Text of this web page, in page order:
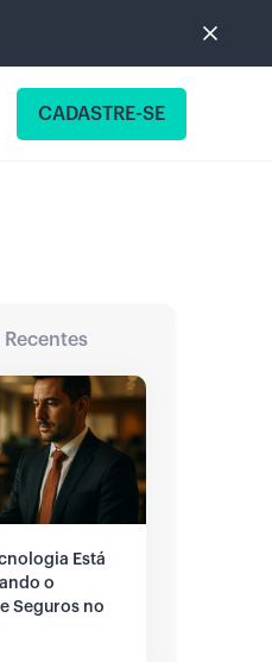
CADASTRE-SE
Recentes
Está
o
Seguros no